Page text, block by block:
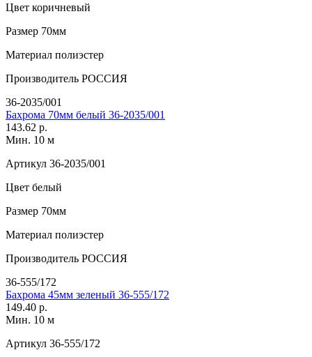
Цвет коричневый
Размер 70мм
Материал полиэстер
Производитель РОССИЯ
36-2035/001
Бахрома 70мм белый 36-2035/001
143.62 р.
Мин. 10 м
Артикул 36-2035/001
Цвет белый
Размер 70мм
Материал полиэстер
Производитель РОССИЯ
36-555/172
Бахрома 45мм зеленый 36-555/172
149.40 р.
Мин. 10 м
Артикул 36-555/172